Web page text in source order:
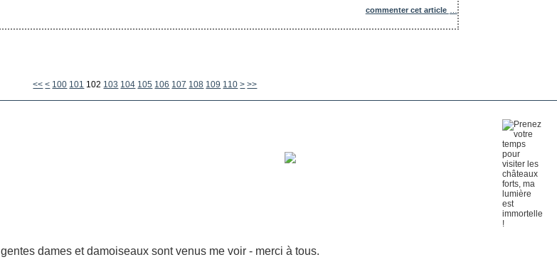
commenter cet article
<< < 100 101 102 103 104 105 106 107 108 109 110 120
130
> >>
gentes dames et damoiseaux sont venus me voir - merci à tous.